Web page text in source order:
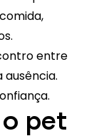
entre
pet